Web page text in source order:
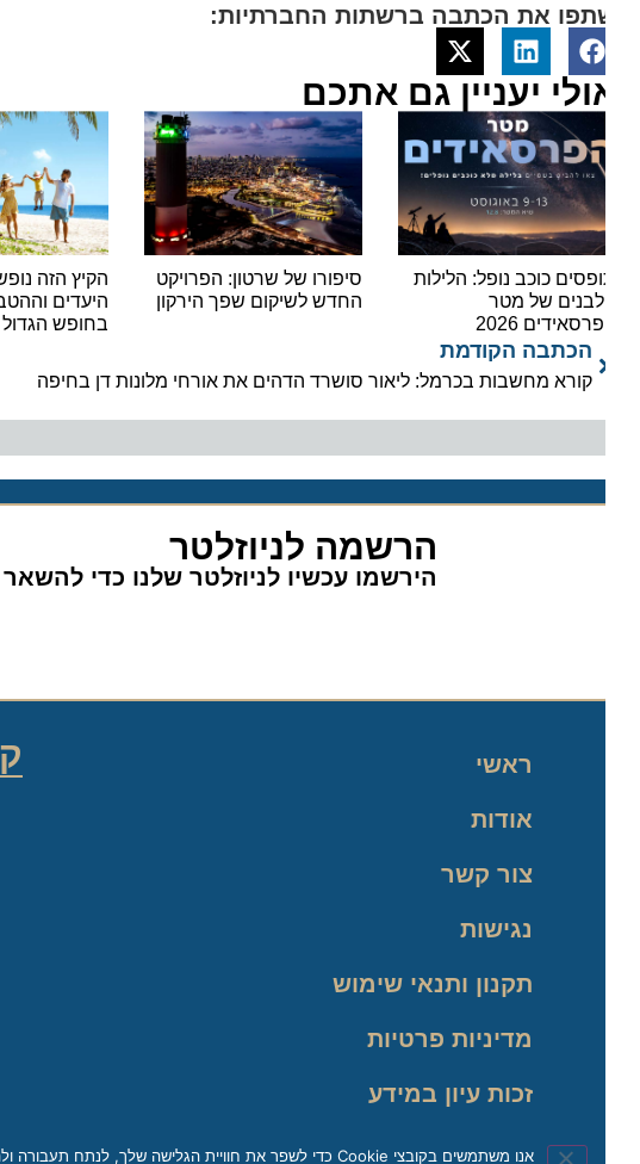
את הכתבה ברשתות החברתיות:
יעניין גם אתכם
כוכב נופל: הלילות
של מטר
2026
סיפורו של שרטון: הפרויקט
החדש לשיקום שפך הירקון
הקיץ הזה
היעדים
בחופש הגדול
הכתבה הקודמת
קורא מחשבות בכרמל: ליאור סושרד הדהים את אורחי מלונות דן בחיפה
הרשמה לניוזלטר
הירשמו עכשיו לניוזלטר שלנו כדי להשאר
ראשי
אודות
צור קשר
נגישות
תקנון ותנאי שימוש
מדיניות פרטיות
זכות עיון במידע
אנו משתמשים בקובצי Cookie כדי לשפר את חוויית הגלישה שלך, לנתח תעבורה ולהתאים את התוכן באופן אישי. בהמשך השימוש באתר, את/ה מאשר/ת את השימוש שלנו בקובצי Cookie